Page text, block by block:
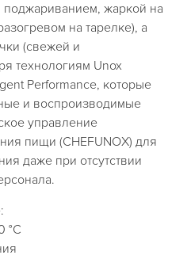
поджариванием, жаркой на
на тарелке), а
(свежей и
технологиям Unox
Performance, которые
и воспроизводимые
управление
пищи (CHEFUNOX) для
даже при отсутствии
°C